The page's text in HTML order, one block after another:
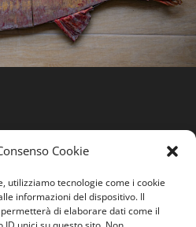
Cookie
utilizziamo tecnologie come i cookie
informazioni del dispositivo. Il
di elaborare dati come il